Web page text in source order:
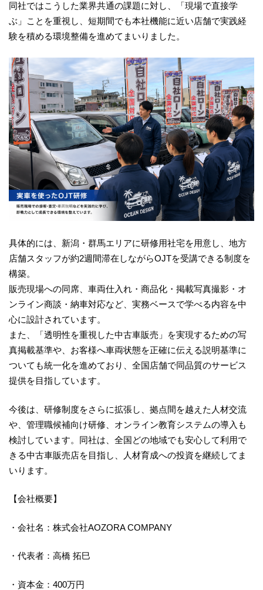
同社ではこうした業界共通の課題に対し、「現場で直接学
ぶ」ことを重視し、短期間でも本社機能に近い店舗で実践経
験を積める環境整備を進めてまいりました。
具体的には、新潟・群馬エリアに研修用社宅を用意し、地方
店舗スタッフが約2週間滞在しながらOJTを受講できる制度を
構築。
販売現場への同席、車両仕入れ・商品化・掲載写真撮影・オ
ンライン商談・納車対応など、実務ベースで学べる内容を中
心に設計されています。
また、「透明性を重視した中古車販売」を実現するための写
真掲載基準や、お客様へ車両状態を正確に伝える説明基準に
ついても統一化を進めており、全国店舗で同品質のサービス
提供を目指しています。
今後は、研修制度をさらに拡張し、拠点間を越えた人材交流
や、管理職候補向け研修、オンライン教育システムの導入も
検討しています。同社は、全国どの地域でも安心して利用で
きる中古車販売店を目指し、人材育成への投資を継続してま
いります。
【会社概要】
・会社名：株式会社AOZORA COMPANY
・代表者：高橋 拓巳
・資本金：400万円